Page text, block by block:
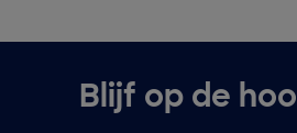
Blijf op de